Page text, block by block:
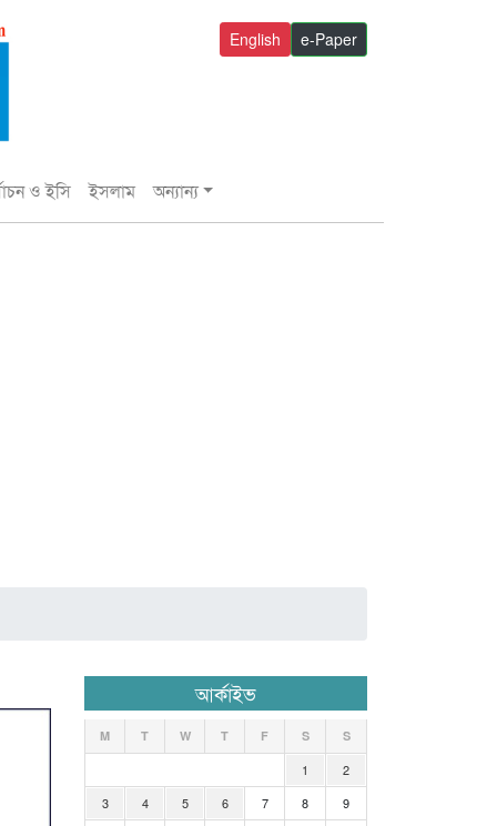
e-Paper
English
ও ইসি ইসলাম অন্যান্য
আর্কাইভ
M T W T F S S
1
2
3
4 5 6 7 8
9